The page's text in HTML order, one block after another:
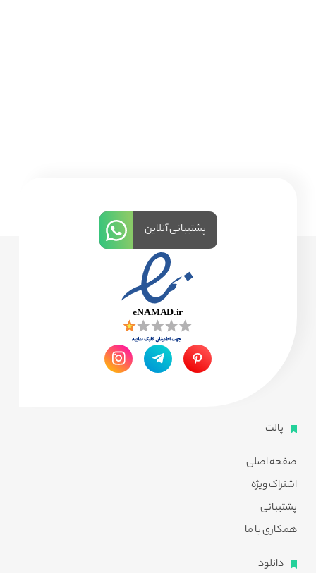
پالت
صفحه اصلی
اشتراک ویژه
پشتیبانی
همکاری با ما
دانلود
پشتیبانی آنلاین